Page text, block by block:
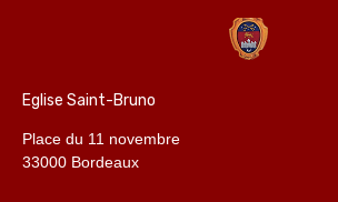
Eglise Saint-Bruno
Place du 11 novembre
33000 Bordeaux